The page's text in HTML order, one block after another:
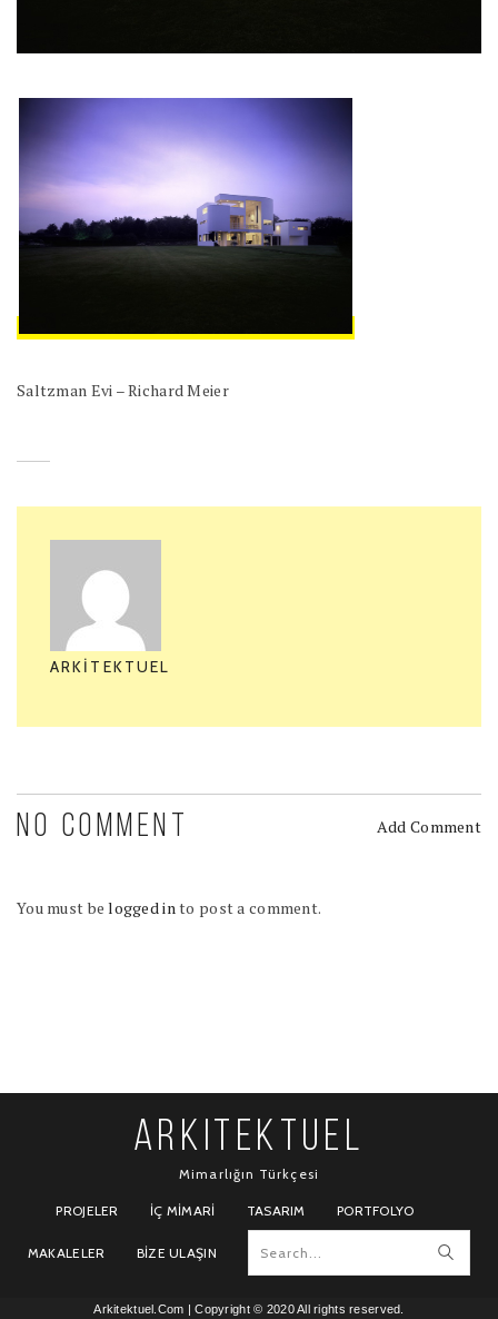
Saltzman Evi – Richard Meier
ARKITEKTUEL
NO COMMENT Add Comment
You must belogged into post a comment.
ARKITEKTUEL
Mimarlığın Türkçesi
PROJELER İÇ MIMARI TASARIM PORTFOLYO
MAKALELER BIZE ULAŞIN
Arkitektuel.Com | Copyright © 2020 All rights reserved.